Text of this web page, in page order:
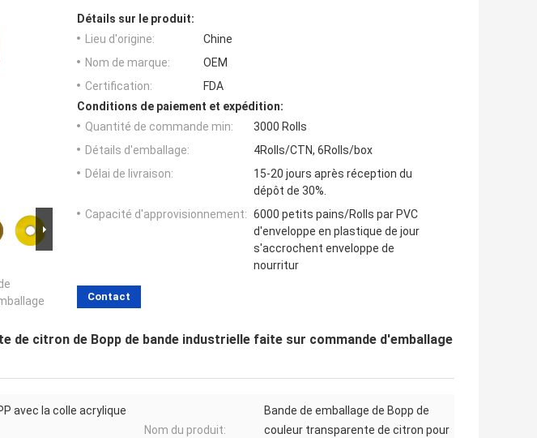
Détails sur le produit:
Lieu d'origine:
Chine
Nom de marque:
OEM
Certification:
FDA
Conditions de paiement et expédition:
Quantité de commande min:
3000 Rolls
Détails d'emballage:
4Rolls/CTN, 6Rolls/box
Délai de livraison:
15-20 jours après réception du
dépôt de 30%.
Capacité d'approvisionnement: 6000 petits pains/Rolls par PVC
d'enveloppe en plastique de jour
s'accrochent enveloppe de
nourritur
Contact
de citron de Bopp de bande industrielle faite sur commande d'emballage
avec la colle acrylique
Nom du produit:
Bande de emballage de Bopp de
couleur transparente de citron pour